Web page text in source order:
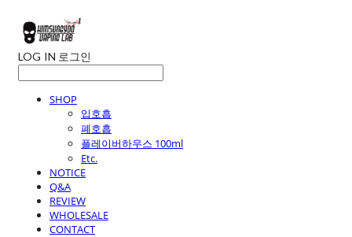
LOG IN 로그인
SHOP
입호흡
폐호흡
플레이버하우스 100ml
Etc.
NOTICE
Q&A
REVIEW
WHOLESALE
CONTACT